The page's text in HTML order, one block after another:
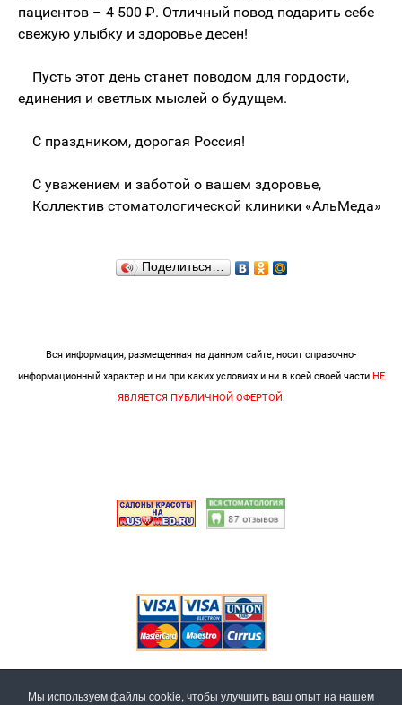
пациентов – 4 500 ₽. Отличный повод подарить себе
свежую улыбку и здоровье десен!
Пусть этот день станет поводом для гордости,
единения и светлых мыслей о будущем.
С праздником, дорогая Россия!
С уважением и заботой о вашем здоровье,
Коллектив стоматологической клиники «АльМеда»
Поделиться…
Вся информация, размещенная на данном сайте, носит справочно-
информационный характер и ни при каких условиях и ни в коей своей части НЕ
ЯВЛЯЕТСЯ ПУБЛИЧНОЙ ОФЕРТОЙ.
Мы используем файлы cookie, чтобы улучшить ваш опыт на нашем